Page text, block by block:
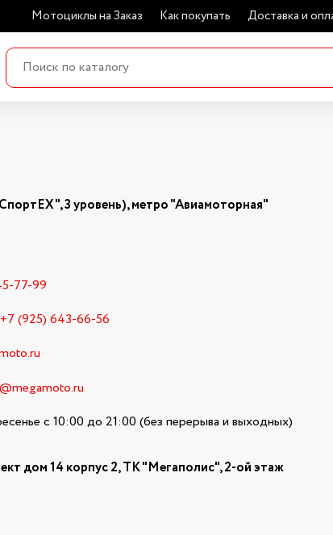
Мотоциклы на Заказ Как покупать Доставка и
3 уровень), метро "Авиамоторная"
77-99
+7 (925) 643-66-56
с 10:00 до 21:00 (без перерыва и выходных)
дом 14 корпус 2,ТК "Мегаполис", 2-ой этаж